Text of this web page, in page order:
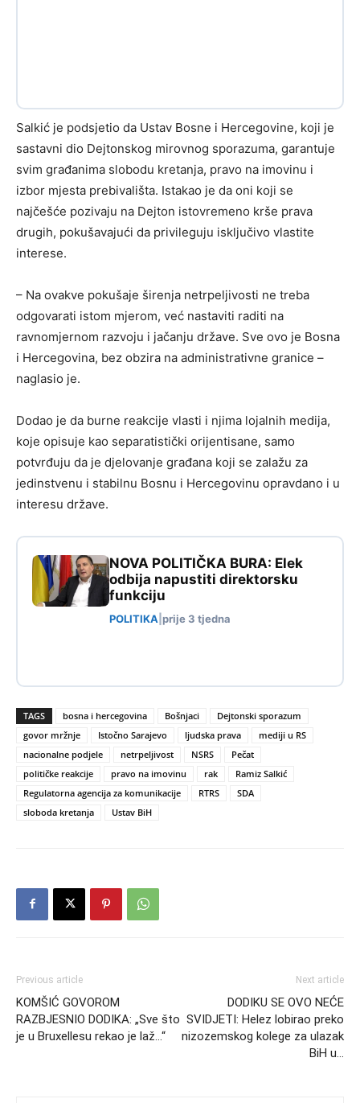
Salkić je podsjetio da Ustav Bosne i Hercegovine, koji je
sastavni dio Dejtonskog mirovnog sporazuma, garantuje
svim građanima slobodu kretanja, pravo na imovinu i
izbor mjesta prebivališta. Istakao je da oni koji se
najčešće pozivaju na Dejton istovremeno krše prava
drugih, pokušavajući da privileguju isključivo vlastite
interese.
– Na ovakve pokušaje širenja netrpeljivosti ne treba
odgovarati istom mjerom, već nastaviti raditi na
ravnomjernom razvoju i jačanju države. Sve ovo je Bosna
i Hercegovina, bez obzira na administrativne granice –
naglasio je.
Dodao je da burne reakcije vlasti i njima lojalnih medija,
koje opisuje kao separatistički orijentisane, samo
potvrđuju da je djelovanje građana koji se zalažu za
jedinstvenu i stabilnu Bosnu i Hercegovinu opravdano i u
interesu države.
NOVA POLITIČKA BURA: Elek
odbija napustiti direktorsku
funkciju
POLITIKA prije 3 tjedna
TAGS bosna i hercegovina Bošnjaci
Dejtonski sporazum
govor mržnje
Istočno Sarajevo ljudska prava
mediji u RS
nacionalne podjele
netrpeljivost NSRS
Pečat
političke reakcije
pravo na imovinu rak
Ramiz Salkić
Regulatorna agencija za komunikacije
RTRS
SDA
sloboda kretanja
Ustav BiH
Previous article
KOMŠIĆ GOVOROM
RAZBJESNIO DODIKA: „Sve što
je u Bruxellesu rekao je laž…“
Next article
DODIKU SE OVO NEĆE
SVIDJETI: Helez lobirao preko
nizozemskog kolege za ulazak
BiH u…